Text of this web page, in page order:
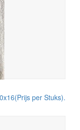
per Stuks).